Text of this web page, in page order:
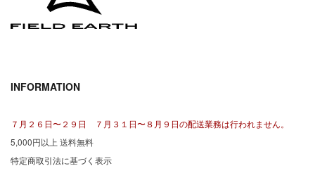
INFORMATION
７月２６日〜２９日 ７月３１日〜８月９日の配送業務は行われません。
5,000円以上 送料無料
特定商取引法に基づく表示